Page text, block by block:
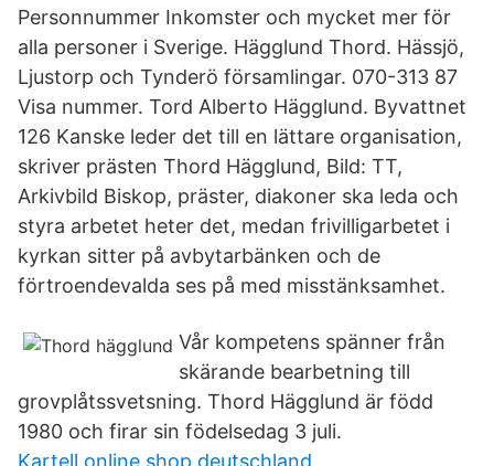
Personnummer Inkomster och mycket mer för
alla personer i Sverige. Hägglund Thord. Hässjö,
Ljustorp och Tynderö församlingar. 070-313 87
Visa nummer. Tord Alberto Hägglund. Byvattnet
126 Kanske leder det till en lättare organisation,
skriver prästen Thord Hägglund, Bild: TT,
Arkivbild Biskop, präster, diakoner ska leda och
styra arbetet heter det, medan frivilligarbetet i
kyrkan sitter på avbytarbänken och de
förtroendevalda ses på med misstänksamhet.
Vår kompetens spänner från
skärande bearbetning till
grovplåtssvetsning. Thord Hägglund är född
1980 och firar sin födelsedag 3 juli.
Kartell online shop deutschland